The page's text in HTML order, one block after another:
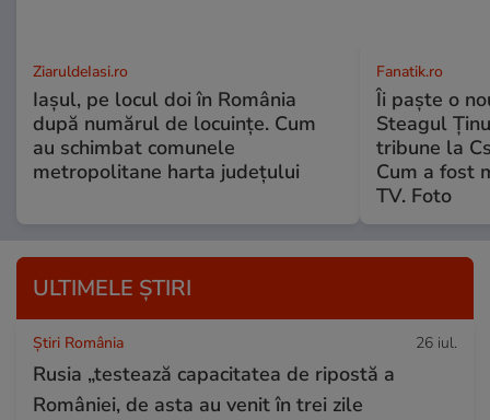
ZiaruldeIasi.ro
Iașul, pe locul doi în România
după numărul de locuințe. Cum
au schimbat comunele
metropolitane harta județului
Fanatik.ro
Îi paște o
Steagul
tribune la
Cum a fost
TV. Foto
ULTIMELE ȘTIRI
Știri România 26 iul.
Rusia „testează capacitatea de ripostă a
României, de asta au venit în trei zile